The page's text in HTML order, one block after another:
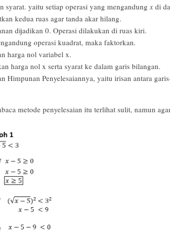
syarat. yaitu setiap operasi yang mengandungx di
kedua ruas agar tanda akar hilang.
dijadikan 0. Operasi dilakukan di ruas kiri.
operasi kuadrat, maka faktorkan.
harga nol variabel x.
harga nol x serta syarat ke dalam garis bilangan.
Himpunan Penyelesaiannya, yaitu irisan antara
metode penyelesaian itu terlihat sulit, namun